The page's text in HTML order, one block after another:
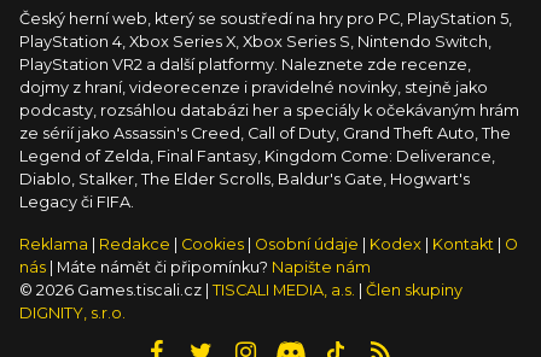
Český herní web, který se soustředí na hry pro PC, PlayStation 5,
PlayStation 4, Xbox Series X, Xbox Series S, Nintendo Switch,
PlayStation VR2 a další platformy. Naleznete zde recenze,
dojmy z hraní, videorecenze i pravidelné novinky, stejně jako
podcasty, rozsáhlou databázi her a speciály k očekávaným hrám
ze sérií jako Assassin's Creed, Call of Duty, Grand Theft Auto, The
Legend of Zelda, Final Fantasy, Kingdom Come: Deliverance,
Diablo, Stalker, The Elder Scrolls, Baldur's Gate, Hogwart's
Legacy či FIFA.
Reklama Redakce Cookies Osobní údaje Kodex Kontakt
O
nás
| Máte námět či připomínku? Napište nám
© 2026 Games.tiscali.cz | TISCALI MEDIA, a.s.
Člen skupiny
DIGNITY, s.r.o.